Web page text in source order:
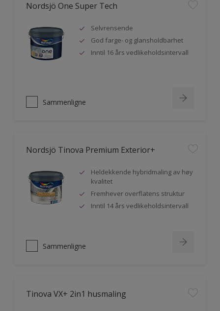
Nordsjö One Super Tech
Selvrensende
God farge- og glansholdbarhet
Inntil 16 års vedlikeholdsintervall
Sammenligne
Nordsjö Tinova Premium Exterior+
Heldekkende hybridmaling av høy
kvalitet
Fremhever overflatens struktur
Inntil 14 års vedlikeholdsintervall
Sammenligne
Tinova VX+ 2in1 husmaling